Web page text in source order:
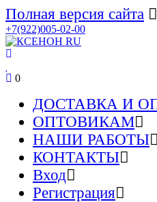
Полная версия сайта
+7(922)005-02-00
0
ДОСТАВКА И
ОПТОВИКАМ
НАШИ РАБОТЫ
КОНТАКТЫ
Вход
Регистрация